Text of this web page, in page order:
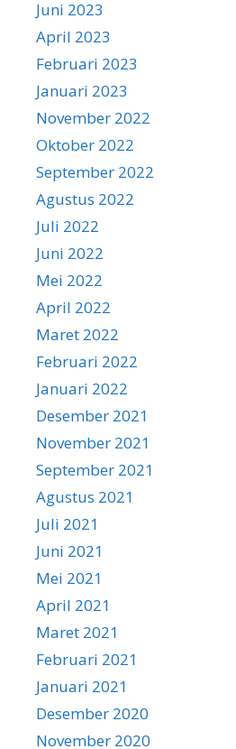
Juni 2023
April 2023
Februari 2023
Januari 2023
November 2022
Oktober 2022
September 2022
Agustus 2022
Juli 2022
Juni 2022
Mei 2022
April 2022
Maret 2022
Februari 2022
Januari 2022
Desember 2021
November 2021
September 2021
Agustus 2021
Juli 2021
Juni 2021
Mei 2021
April 2021
Maret 2021
Februari 2021
Januari 2021
Desember 2020
November 2020